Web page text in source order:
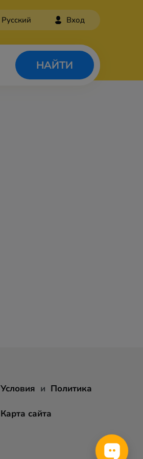
Русский Вход
НАЙТИ
Условия и Политика
Карта сайта